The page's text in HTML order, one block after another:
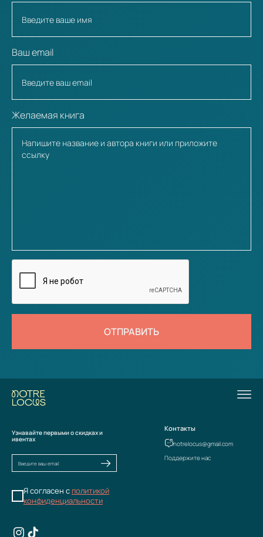
Ваш email
Желаемая книга
ОТПРАВИТЬ
Узнавайте первыми о скидках и
ивентах
Я согласен с политикой
конфиденциальности
Контакты
notrelocus@gmail.com
Поддержите нас